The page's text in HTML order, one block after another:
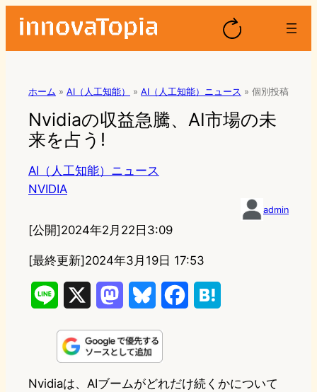
ホーム » AI（人工知能） » AI（人工知能）ニュース » 個別投稿
Nvidiaの収益急騰、AI市場の未
来を占う!
AI（人工知能）ニュース
NVIDIA
admin
[公開]2024年2月22日3:09
[最終更新]2024年3月19日 17:53
n
s
u
e
Nvidiaは、AIブームがどれだけ続くかについて